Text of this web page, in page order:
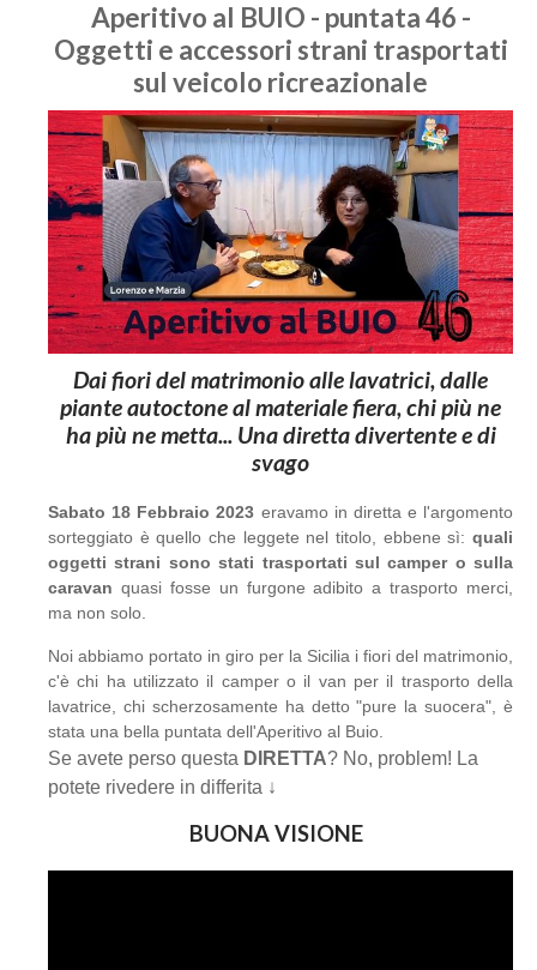
Aperitivo al BUIO - puntata 46 -
Oggetti e accessori strani trasportati
sul veicolo ricreazionale
Dai fiori del matrimonio alle lavatrici, dalle
piante autoctone al materiale fiera, chi più ne
ha più ne metta... Una diretta divertente e di
svago
Sabato 18 Febbraio 2023 eravamo in diretta e l'argomento
sorteggiato è quello che leggete nel titolo, ebbene sì: quali
oggetti strani sono stati trasportati sul camper o sulla
caravan quasi fosse un furgone adibito a trasporto merci,
ma non solo.
Noi abbiamo portato in giro per la Sicilia i fiori del matrimonio,
c'è chi ha utilizzato il camper o il van per il trasporto della
lavatrice, chi scherzosamente ha detto "pure la suocera", è
stata una bella puntata dell'Aperitivo al Buio.
Se avete perso questa DIRETTA? No, problem! La
potete rivedere in differita ↓
BUONA VISIONE